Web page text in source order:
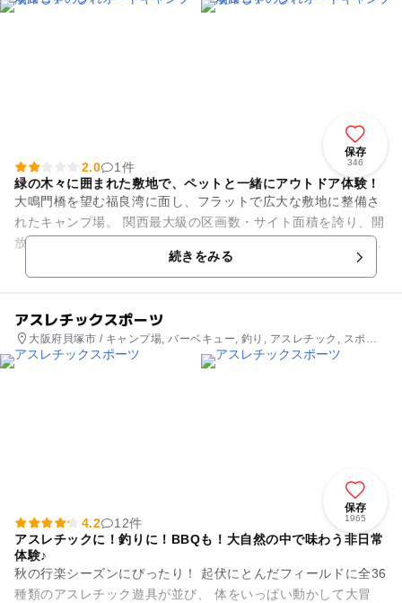
保存
346
2.0
1件
緑の木々に囲まれた敷地で、ペットと一緒にアウトドア体験！
大鳴門橋を望む福良湾に面し、フラットで広大な敷地に整備さ
れたキャンプ場。 関西最大級の区画数・サイト面積を誇り、開
放感に満ち溢れています。またコテージも36棟あり、小さなお
続きをみる
アスレチックスポーツ
大阪府貝塚市 / キャンプ場, バーベキュー, 釣り, アスレチック, スポー
ツ施設
保存
1965
4.2
12件
アスレチックに！釣りに！BBQも！大自然の中で味わう非日常
体験♪
秋の行楽シーズンにぴったり！ 起伏にとんだフィールドに全36
種類のアスレチック遊具が並び、 体をいっぱい動かして大冒